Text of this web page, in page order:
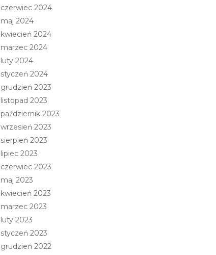
czerwiec 2024
maj 2024
kwiecień 2024
marzec 2024
luty 2024
styczeń 2024
grudzień 2023
listopad 2023
październik 2023
wrzesień 2023
sierpień 2023
lipiec 2023
czerwiec 2023
maj 2023
kwiecień 2023
marzec 2023
luty 2023
styczeń 2023
grudzień 2022